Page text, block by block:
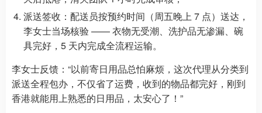
派送签收：配送员按预约时间（周五晚上 7 点）送达，
李女士当场核验 —— 衣物无受潮、洗护品无渗漏、碗
具完好，5 天内完成全流程运输。
李女士反馈：“以前寄日用品总怕麻烦，这次代理从分类到
派送全程包办，不仅省了运费，收到的物品都完好，刚到
香港就能用上熟悉的日用品，太安心了！”